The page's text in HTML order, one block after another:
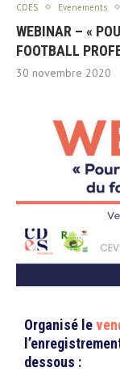
CDES Evenements
WEBINAR – «
FOOTBALL
30 novembre 2020
Organisé le
dessous :